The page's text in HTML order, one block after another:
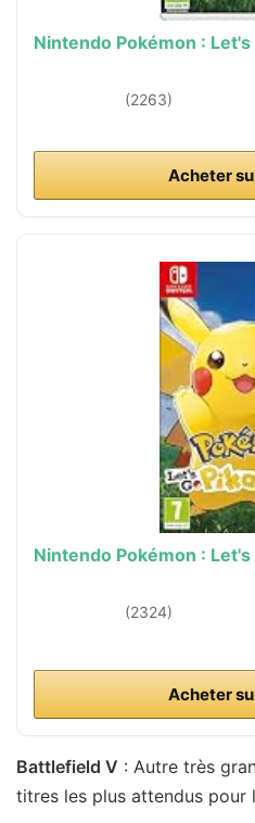
Nintendo Pokémon :
(2263)
Acheter
Nintendo Pokémon : Let's
(2324)
Acheter
Battlefield V : Autre très
titres les plus attendus pour